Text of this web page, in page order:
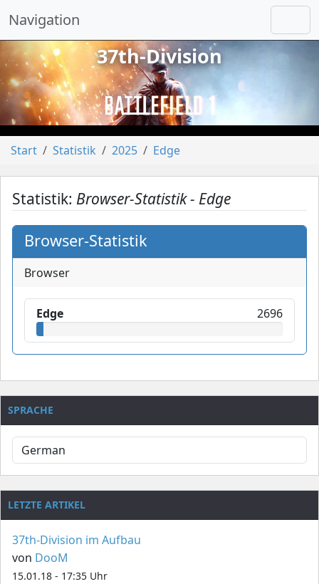
Navigation
vorheriges
37th-Division
Start Statistik 2025 Edge
Statistik: Browser-Statistik - Edge
Browser-Statistik
Browser
Edge 2696
SPRACHE
LETZTE ARTIKEL
37th-Division im Aufbau
von DooM
15.01.18 - 17:35 Uhr